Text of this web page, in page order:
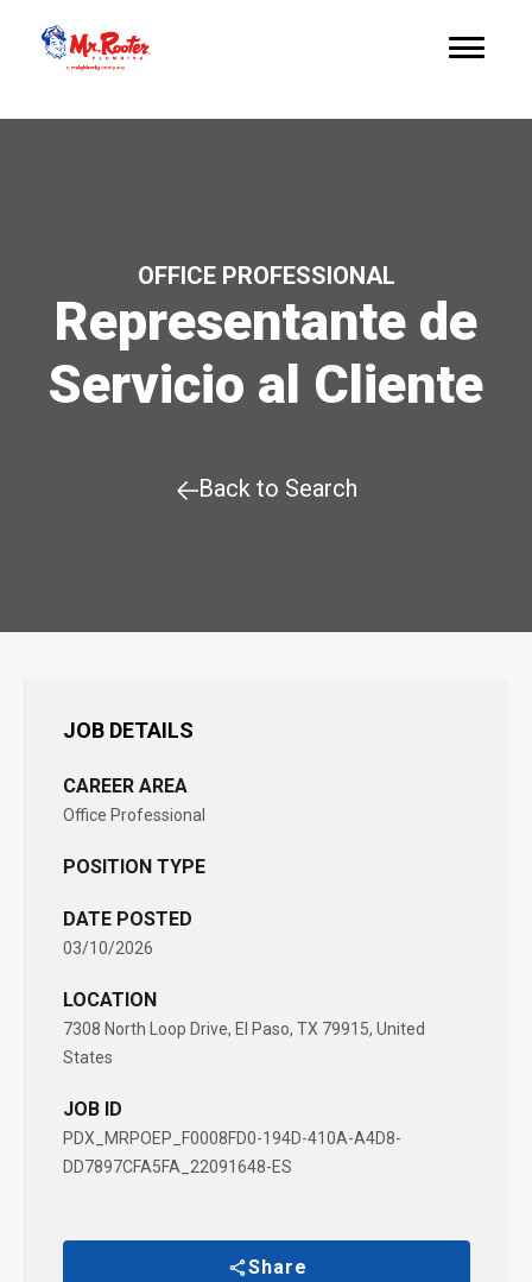
OFFICE PROFESSIONAL
Representante de
Servicio al Cliente
Back to Search
JOB DETAILS
CAREER AREA
Office Professional
POSITION TYPE
DATE POSTED
03/10/2026
LOCATION
7308 North Loop Drive, El Paso, TX 79915, United
States
JOB ID
PDX_MRPOEP_F0008FD0-194D-410A-A4D8-
DD7897CFA5FA_22091648-ES
Share